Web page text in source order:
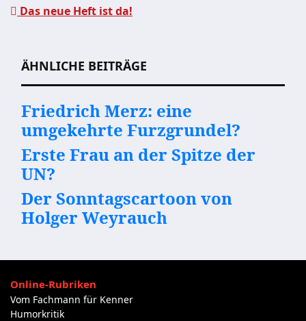
Das neue Heft ist da!
ÄHNLICHE BEITRÄGE
Friedrich Merz: eine
umgekehrte Furzgrundel?
Erste Frau an der Spitze der
UN?
Der Sonntagscartoon von
Holger Weyrauch
Online-Rubriken
Vom Fachmann für Kenner
Humorkritik